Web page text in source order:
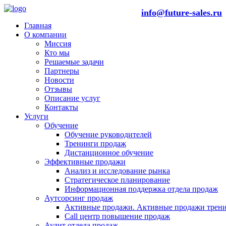
info@future-sales.ru
Главная
О компании
Миссия
Кто мы
Решаемые задачи
Партнеры
Новости
Отзывы
Описание услуг
Контакты
Услуги
Обучение
Обучение руководителей
Тренинги продаж
Дистанционное обучение
Эффективные продажи
Анализ и исследование рынка
Стратегическое планирование
Информационная поддержка отдела продаж
Аутсорсинг продаж
Активные продажи. Активные продажи
Call центр повышение продаж